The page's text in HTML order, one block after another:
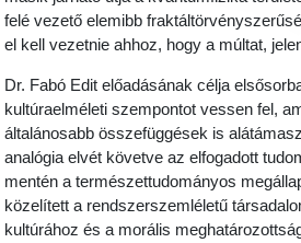
felé vezető elemibb
el kell vezetnie ahhoz, hogy a múltat,
Dr. Fabó Edit előadásának célja
kultúraelméleti szempontot vessen fel,
általánosabb összefüggések is
analógia elvét követve az elfogadott
mentén a természettudományos
közelített a rendszerszemléletű
kultúrához és a morális